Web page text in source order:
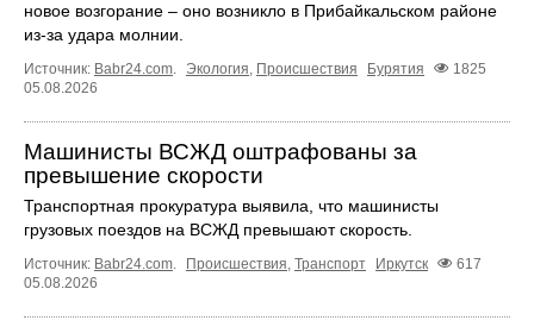
новое возгорание – оно возникло в Прибайкальском районе
из-за удара молнии.
Источник: Babr24.com. Экология, Происшествия Бурятия
1825
05.08.2026
Машинисты ВСЖД оштрафованы за
превышение скорости
Транспортная прокуратура выявила, что машинисты
грузовых поездов на ВСЖД превышают скорость.
Источник: Babr24.com. Происшествия, Транспорт Иркутск
617
05.08.2026